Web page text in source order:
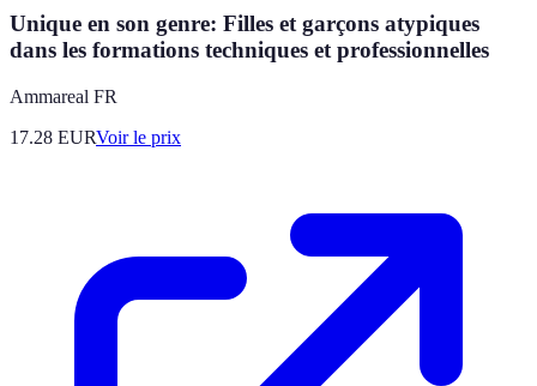
Unique en son genre: Filles et garçons atypiques
dans les formations techniques et professionnelles
Ammareal FR
17.28 EURVoir le prix